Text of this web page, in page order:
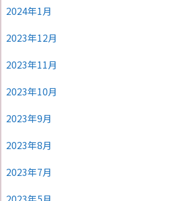
2024年1月
2023年12月
2023年11月
2023年10月
2023年9月
2023年8月
2023年7月